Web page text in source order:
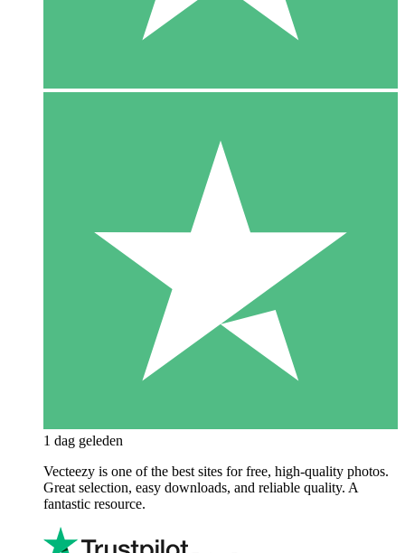
1 dag geleden
Vecteezy is one of the best sites for free, high‑quality photos.
Great selection, easy downloads, and reliable quality. A
fantastic resource.